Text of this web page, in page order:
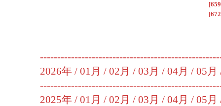
[659
[672
2026年 / 01月 / 02月 / 03月 / 04月 / 05月
2025年 / 01月 / 02月 / 03月 / 04月 / 05月